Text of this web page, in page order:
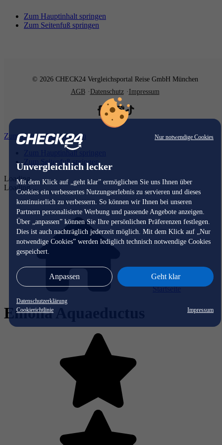
Nur notwendige Cookies
Unvergleichlich lecker
Mit dem Klick auf „geht klar” ermöglichen Sie uns Ihnen über
Cookies ein verbessertes Nutzungserlebnis zu servieren und dieses
kontinuierlich zu verbessern. So können wir Ihnen bei unseren
Partnern personalisierte Werbung und passende Angebote anzeigen.
Über „anpassen” können Sie Ihre persönlichen Präferenzen festlegen.
Dies ist auch nachträglich jederzeit möglich. Mit dem Klick auf „Nur
notwendige Cookies” werden lediglich technisch notwendige Cookies
gespeichert.
Anpassen Geht klar
Datenschutzerklärung
Cookierichtlinie
Impressum
Zum Hauptinhalt springen
Zum Seitenfuß springen
© 2026 CHECK24 Vergleichsportal Reise GmbH München
AGB
Datenschutz Impressum
Zum Hauptinhalt springen
Zum Hauptinhalt springen
Zum Seitenfuß springen
Loading...
Loading...
Startseite
Emona Aquaeductus